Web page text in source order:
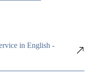
in English -